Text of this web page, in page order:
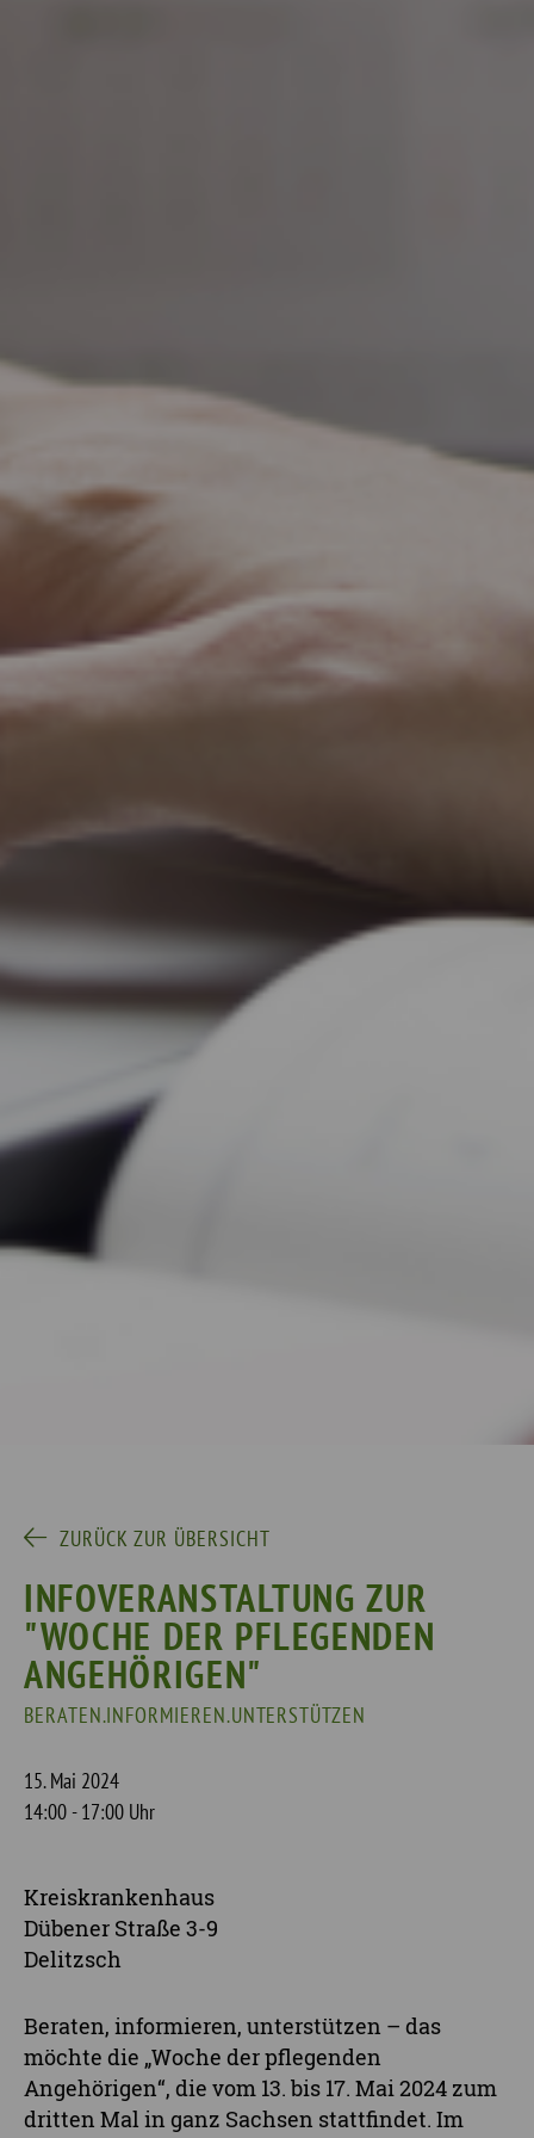
ZURÜCK ZUR ÜBERSICHT
INFOVERANSTALTUNG ZUR
"WOCHE DER PFLEGENDEN
ANGEHÖRIGEN"
BERATEN.INFORMIEREN.UNTERSTÜTZEN
15. Mai 2024
14:00 - 17:00 Uhr
Kreiskrankenhaus
Dübener Straße 3-9
Delitzsch
Beraten, informieren, unterstützen – das
möchte die „Woche der pflegenden
Angehörigen“, die vom 13. bis 17. Mai 2024 zum
dritten Mal in ganz Sachsen stattfindet. Im